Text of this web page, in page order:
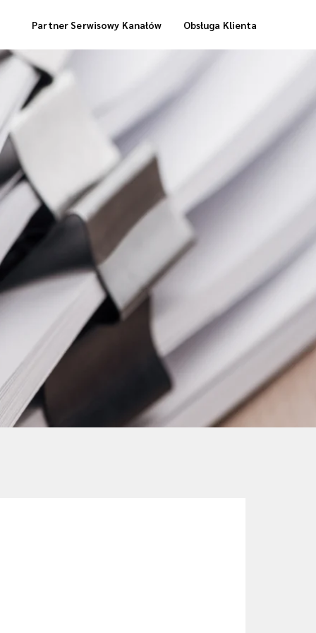
Usługi Magazynowe
Dostawa Zrealizowanych Zamówień
Dostawa „Cool Box”
Partner Serwisowy Kanałów Obsługa Klienta